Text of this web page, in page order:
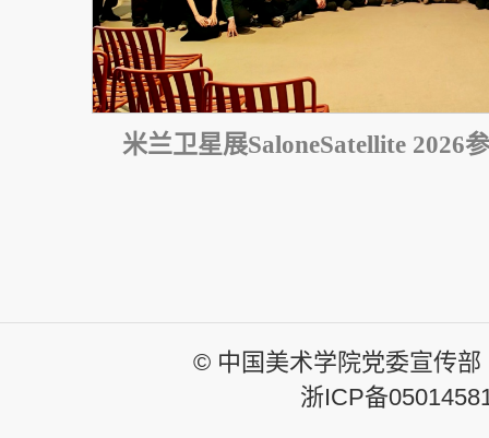
米兰卫星展SaloneSatellite 2026
© 中国美术学院党委宣传
浙ICP备